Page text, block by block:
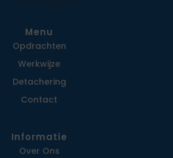
Menu
Opdrachten
Werkwijze
Detachering
Contact
Informatie
Over Ons